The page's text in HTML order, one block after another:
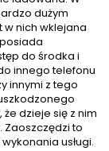
dużym
nich wklejana
do środka i
innego telefonu
innymi z tego
dzieje się z nim
to
usługi.